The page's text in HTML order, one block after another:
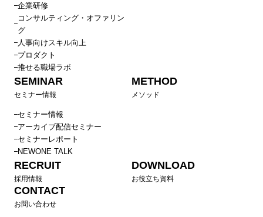
企業研修
コンサルティング・オファリン
グ
人事向けスキル向上
プロダクト
推せる職場ラボ
SEMINAR
セミナー情報
セミナー情報
アーカイブ配信セミナー
セミナーレポート
NEWONE TALK
METHOD
メソッド
RECRUIT
採用情報
DOWNLOAD
お役立ち資料
CONTACT
お問い合わせ